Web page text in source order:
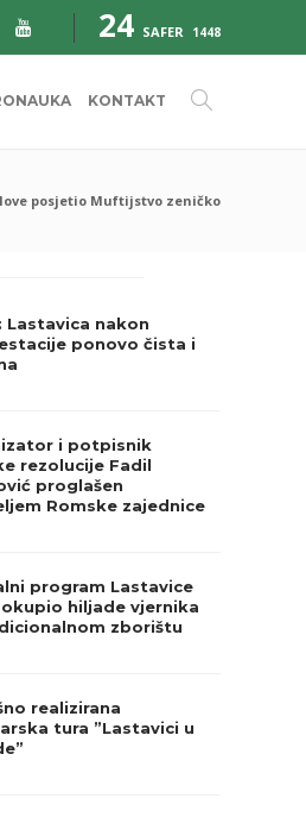
24 SAFER 1448
KONTAKT
posjetio Muftijstvo zeničko
Lastavica nakon
ponovo čista i
i potpisnik
rezolucije Fadil
proglašen
Romske zajednice
program Lastavice
hiljade vjernika
zborištu
realizirana
tura ”Lastavici u